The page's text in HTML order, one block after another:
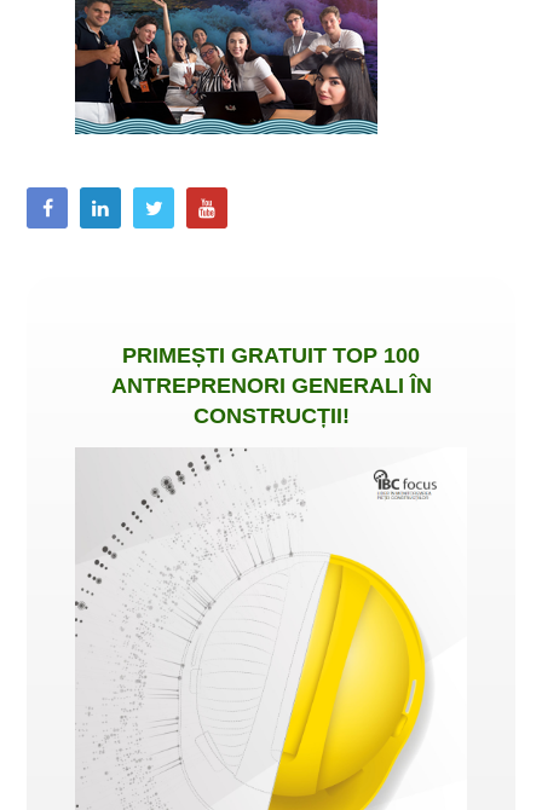
PRIMEȘTI GRATUIT TOP 100
ANTREPRENORI GENERALI ÎN
CONSTRUCȚII!